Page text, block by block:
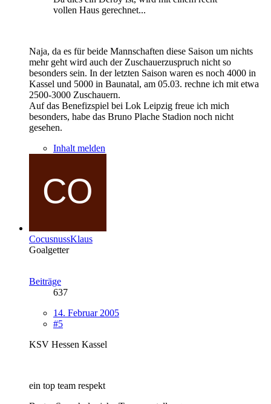
vollen Haus gerechnet...
Naja, da es für beide Mannschaften diese Saison um nichts
mehr geht wird auch der Zuschauerzuspruch nicht so
besonders sein. In der letzten Saison waren es noch 4000 in
Kassel und 5000 in Baunatal, am 05.03. rechne ich mit etwa
2500-3000 Zuschauern.
Auf das Benefizspiel bei Lok Leipzig freue ich mich
besonders, habe das Bruno Plache Stadion noch nicht
gesehen.
Inhalt melden
CocusnussKlaus
Goalgetter
Beiträge
637
14. Februar 2005
#5
KSV Hessen Kassel
ein top team respekt